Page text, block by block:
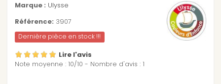
Marque : Ulysse
Référence: 3907
Dernière pièce en stock !!!
Lire l'avis
Note moyenne : 10/10 - Nombre d'avis : 1